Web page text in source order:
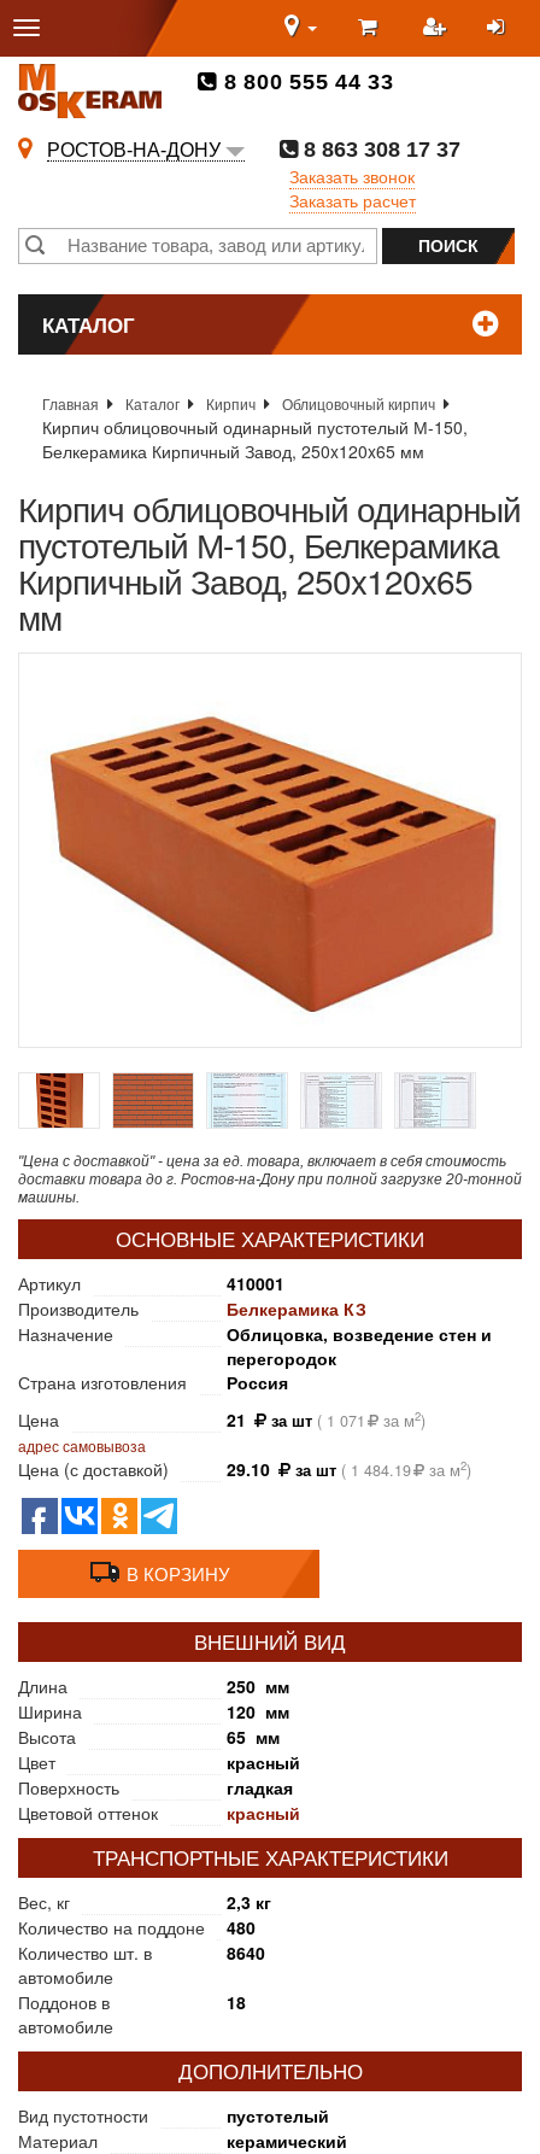
8 800 555 44 33
РОСТОВ-НА-ДОНУ
8 863 308 17 37
Заказать звонок
Заказать расчет
КАТАЛОГ
Главная Каталог Кирпич Облицовочный кирпич
Кирпич облицовочный одинарный пустотелый М-150,
Белкерамика Кирпичный Завод, 250x120x65 мм
Кирпич облицовочный одинарный
пустотелый М-150, Белкерамика
Кирпичный Завод, 250x120x65
мм
"Цена с доставкой" - цена за ед. товара, включает в себя стоимость
доставки товара до г. Ростов-на-Дону при полной загрузке 20-тонной
машины.
ОСНОВНЫЕ ХАРАКТЕРИСТИКИ
Артикул
410001
Производитель
Белкерамика КЗ
Назначение
Облицовка, возведение стен и
перегородок
Страна изготовления
Россия
Цена
21 за шт ( 1 071 за м2)
адрес самовывоза
Цена (с доставкой) 29.10 за шт ( 1 484.19 за м2)
В КОРЗИНУ
ВНЕШНИЙ ВИД
Длина
250 мм
Ширина
120 мм
Высота
65 мм
Цвет
красный
Поверхность
гладкая
Цветовой оттенок
красный
ТРАНСПОРТНЫЕ ХАРАКТЕРИСТИКИ
Вес, кг
2,3 кг
Количество на поддоне
480
Количество шт. в
автомобиле
8640
Поддонов в
автомобиле
18
ДОПОЛНИТЕЛЬНО
Вид пустотности
пустотелый
Материал
керамический